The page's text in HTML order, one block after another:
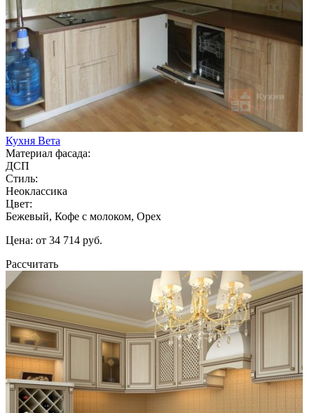
Кухня Вета
Материал фасада:
ДСП
Стиль:
Неоклассика
Цвет:
Бежевый, Кофе с молоком, Орех
Цена: от 34 714 руб.
Рассчитать